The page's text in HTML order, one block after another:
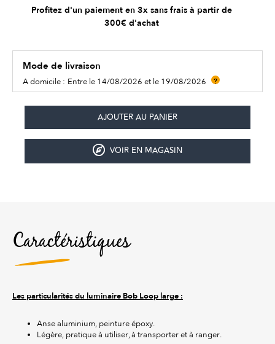
Profitez d'un paiement en 3x sans frais à partir de
300€ d'achat
Mode de livraison
A domicile : Entre le 14/08/2026 et le 19/08/2026 ?
VOIR EN MAGASIN
Caractéristiques
Les particularités du luminaire Bob Loop large :
Anse aluminium, peinture époxy.
Légère, pratique à utiliser, à transporter et à ranger.